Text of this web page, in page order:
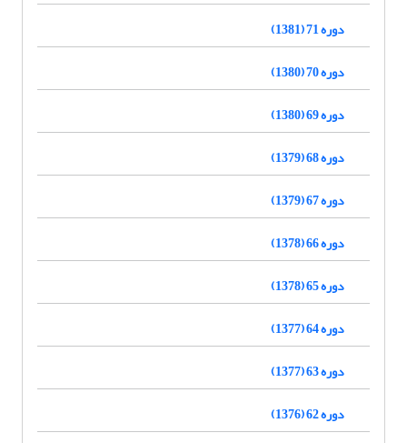
دوره 71 (1381)
دوره 70 (1380)
دوره 69 (1380)
دوره 68 (1379)
دوره 67 (1379)
دوره 66 (1378)
دوره 65 (1378)
دوره 64 (1377)
دوره 63 (1377)
دوره 62 (1376)